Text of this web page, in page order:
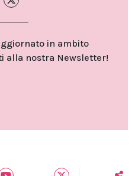
in ambito
alla nostra Newsletter!